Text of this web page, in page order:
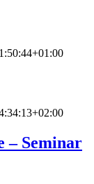
– Seminar